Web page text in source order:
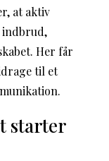
at aktiv
indbrud,
Her får
til et
starter